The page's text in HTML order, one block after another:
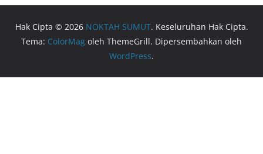
Hak Cipta © 2026 NOKTAH SUMUT. Keseluruhan Hak Cipta.
Tema: ColorMag oleh ThemeGrill. Dipersembahkan oleh
WordPress.